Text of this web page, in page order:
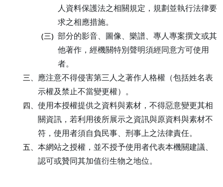
人資料保護法之相關規定，規劃並執行法律要
求之相應措施。
(三) 部分的影音、圖像、樂譜、專人專案撰文或其
他著作，經機關特別聲明須經同意方可使用
者。
三、 應注意不得侵害第三人之著作人格權（包括姓名表
示權及禁止不當變更權）。
四、 使用本授權提供之資料與素材，不得惡意變更其相
關資訊，若利用後所展示之資訊與原資料與素材不
符，使用者須自負民事、刑事上之法律責任。
五、 本網站之授權，並不授予使用者代表本機關建議、
認可或贊同其加值衍生物之地位。